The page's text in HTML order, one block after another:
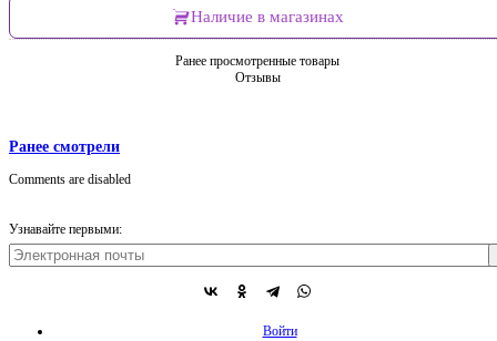
Наличие в магазинах
Ранее просмотренные товары
Отзывы
Ранее смотрели
Comments are disabled
Узнавайте первыми:
Войти